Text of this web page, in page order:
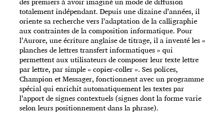
totalement indépendant. Depuis une dizaine d’années, il
oriente sa recherche vers l’adaptation de la calligraphie
aux contraintes de la composition informatique. Pour
l’Aurore, une écriture anglaise de titrage, il a inventé les «
planches de lettres transfert informatiques » qui
permettent aux utilisateurs de composer leur texte lettre
par lettre, par simple « copier-coller ». Ses polices,
Champion et Messager, fonctionnent avec un programme
spécial qui enrichit automatiquement les textes par
l’apport de signes contextuels (signes dont la forme varie
selon leurs positionnement dans la phrase).